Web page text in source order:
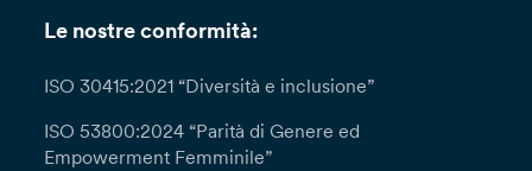
Le nostre conformità:
ISO 30415:2021 “Diversità e inclusione”
ISO 53800:2024 “Parità di Genere ed
Empowerment Femminile”